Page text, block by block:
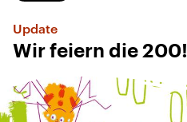
Update
Wir feiern die 200!